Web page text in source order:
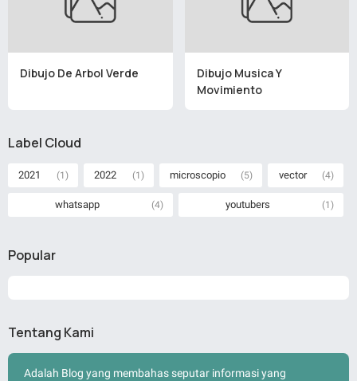
Dibujo De Arbol Verde
Dibujo Musica Y
Movimiento
Label Cloud
2021 (1) 2022 (1) microscopio (5) vector (4)
whatsapp (4) youtubers (1)
Popular
Tentang Kami
Adalah Blog yang membahas seputar informasi yang